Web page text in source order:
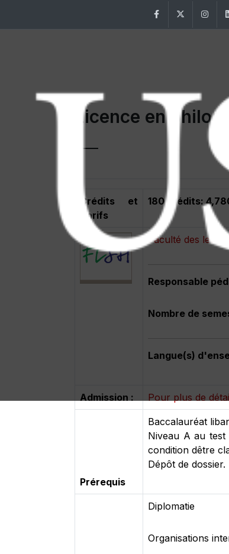
FacebookTwitter
Licence en
Crédits et
Tarifs
180 crédits:
Faculté des
Responsable
Nombre de
Langue(s)
Admission : Pour plus de
Prérequis
Baccalauréat
Niveau A au
condition dêtre
Dépôt de dossier.
Diplomatie
Organisations